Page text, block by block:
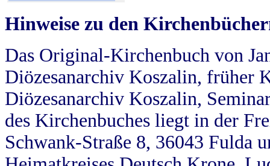
Hinweise zu den
Das Original-Kirchenbuch von
Diözesanarchiv Koszalin, früher
Diözesanarchiv Koszalin,
des Kirchenbuches liegt in der
Schwank-Straße 8, 36043 Fulda